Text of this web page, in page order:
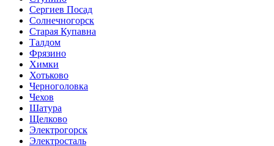
Сергиев Посад
Солнечногорск
Старая Купавна
Талдом
Фрязино
Химки
Хотьково
Черноголовка
Чехов
Шатура
Щелково
Электрогорск
Электросталь